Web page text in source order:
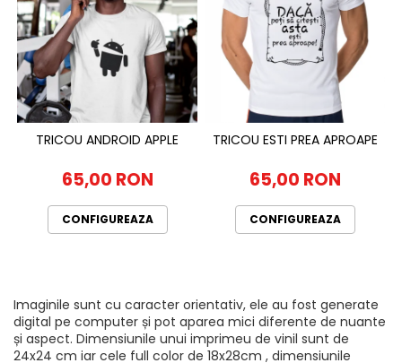
TRICOU ANDROID APPLE
65,00 RON
CONFIGUREAZA
TRICOU ESTI PREA APROAPE
65,00 RON
CONFIGUREAZA
Imaginile sunt cu caracter orientativ, ele au fost generate
digital pe computer și pot aparea mici diferente de nuante
și aspect. Dimensiunile unui imprimeu de vinil sunt de
24x24 cm iar cele full color de 18x28cm , dimensiunile